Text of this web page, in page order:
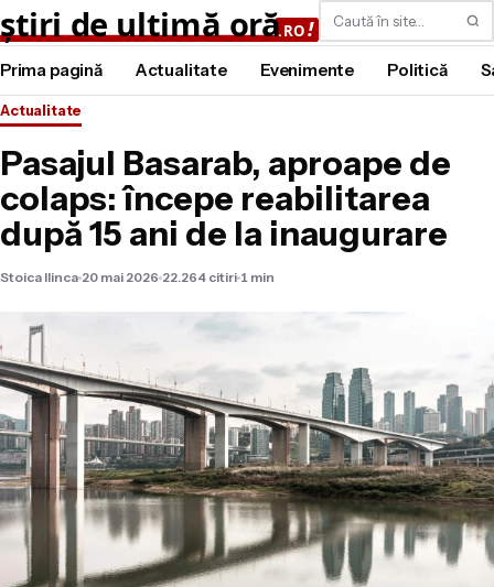
Caută
Prima pagină Actualitate Evenimente Politică
Actualitate
Pasajul Basarab, aproape de
colaps: începe reabilitarea
după 15 ani de la inaugurare
Stoica Ilinca 20 mai 2026 22.264 citiri 1 min